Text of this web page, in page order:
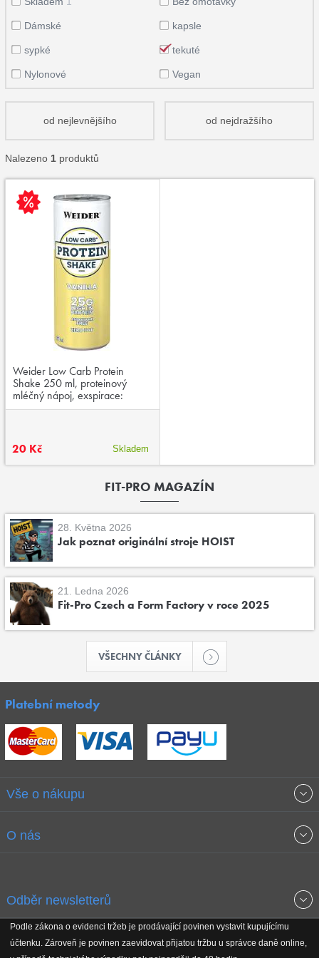
Dámské kapsle
sypké tekuté
Nylonové Vegan
od nejlevnějšího od nejdražšího
Nalezeno 1 produktů
Weider Low Carb Protein
Shake 250 ml, proteinový
mléčný nápoj, exspirace:
03/2026
20 Kč Skladem
FIT-PRO MAGAZÍN
28. Května 2026
Jak poznat originální stroje HOIST
21. Ledna 2026
Fit-Pro Czech a Form Factory v roce 2025
VŠECHNY ČLÁNKY
Platební metody
Vše o nákupu
Obchodní podmínky
Reklamační řád
O nás
Koho podporujeme
Odběr newsletterů
Získejte přehled o novinkách, slevách, akčním zboží a upozornění
na nové články v magazínu!
Podle zákona o evidenci tržeb je prodávající povinen vystavit kupujícímu
účtenku. Zároveň je povinen zaevidovat přijatou tržbu u správce daně online,